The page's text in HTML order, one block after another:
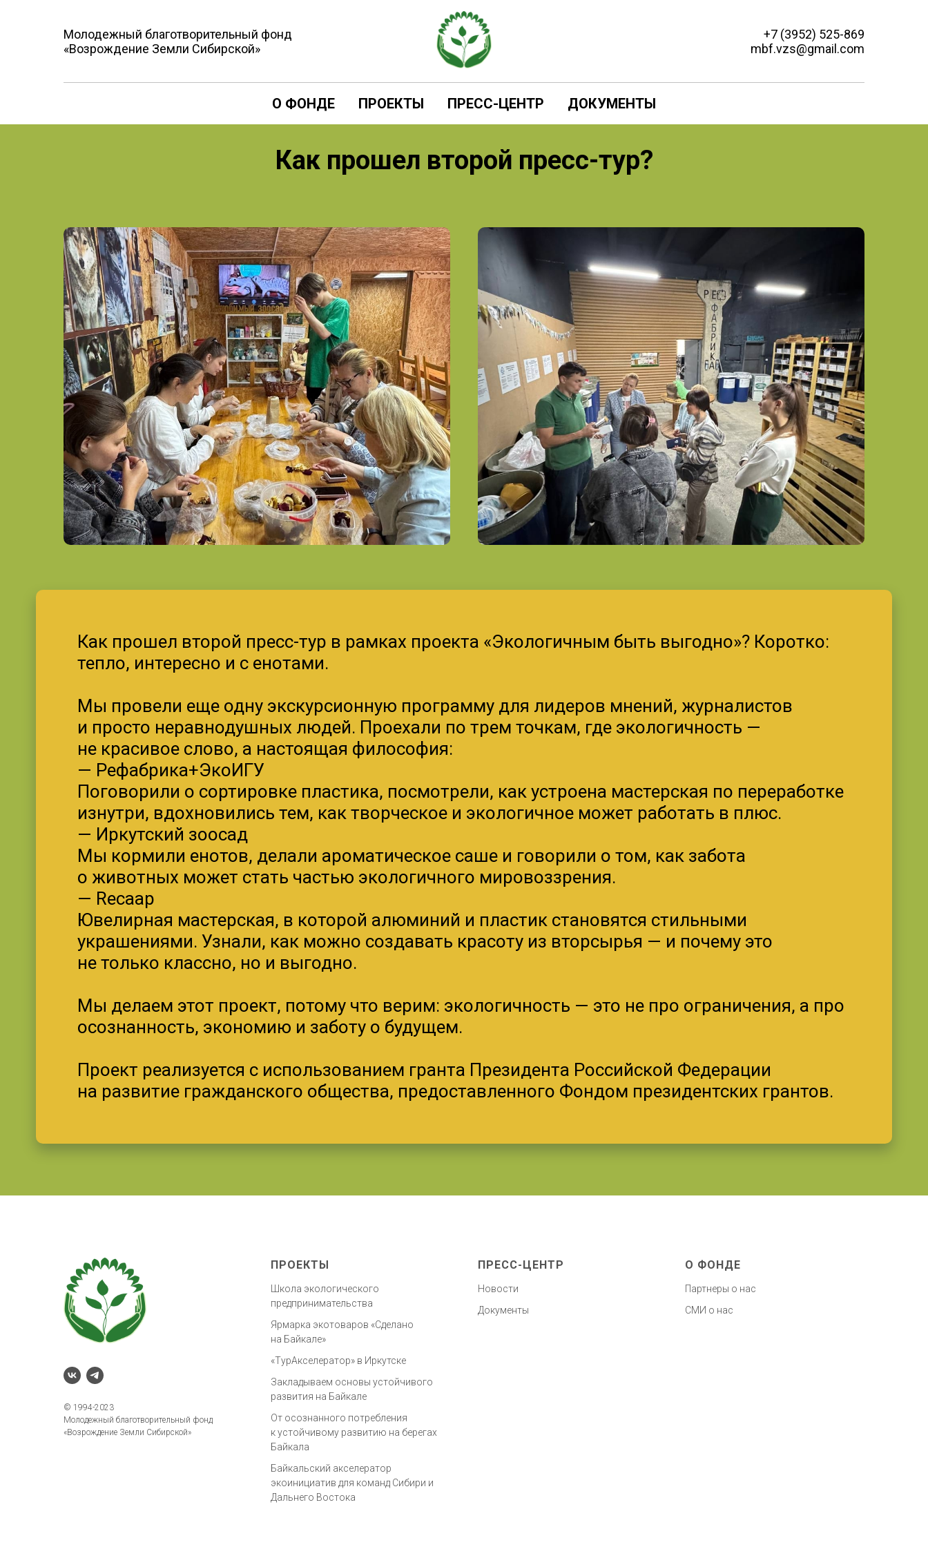
Молодежный благотворительный фонд
«Возрождение Земли Сибирской»
+7 (3952) 525-869
mbf.vzs@gmail.com
О ФОНДЕ ПРОЕКТЫ ПРЕСС-ЦЕНТР ДОКУМЕНТЫ
Как прошел второй пресс-тур?
Как прошел второй пресс-тур в рамках проекта «Экологичным быть выгодно»? Коротко:
тепло, интересно и с енотами.
Мы провели еще одну экскурсионную программу для лидеров мнений, журналистов
и просто неравнодушных людей. Проехали по трем точкам, где экологичность —
не красивое слово, а настоящая философия:
— Рефабрика+ЭкоИГУ
Поговорили о сортировке пластика, посмотрели, как устроена мастерская по переработке
изнутри, вдохновились тем, как творческое и экологичное может работать в плюс.
— Иркутский зоосад
Мы кормили енотов, делали ароматическое саше и говорили о том, как забота
о животных может стать частью экологичного мировоззрения.
— Recaap
Ювелирная мастерская, в которой алюминий и пластик становятся стильными
украшениями. Узнали, как можно создавать красоту из вторсырья — и почему это
не только классно, но и выгодно.
Мы делаем этот проект, потому что верим: экологичность — это не про ограничения, а про
осознанность, экономию и заботу о будущем.
Проект реализуется с использованием гранта Президента Российской Федерации
на развитие гражданского общества, предоставленного Фондом президентских грантов.
© 1994-2023
Молодежный благотворительный фонд
«Возрождение Земли Сибирской»
ПРОЕКТЫ
Школа экологического
предпринимательства
Ярмарка экотоваров «Сделано
на Байкале»
«ТурАкселератор» в Иркутске
Закладываем основы устойчивого
развития на Байкале
От осознанного потребления
к устойчивому развитию на берегах
Байкала
Байкальский акселератор
экоинициатив для команд Сибири и
Дальнего Востока
ПРЕСС-ЦЕНТР
Новости
Документы
О ФОНДЕ
Партнеры о нас
СМИ о нас